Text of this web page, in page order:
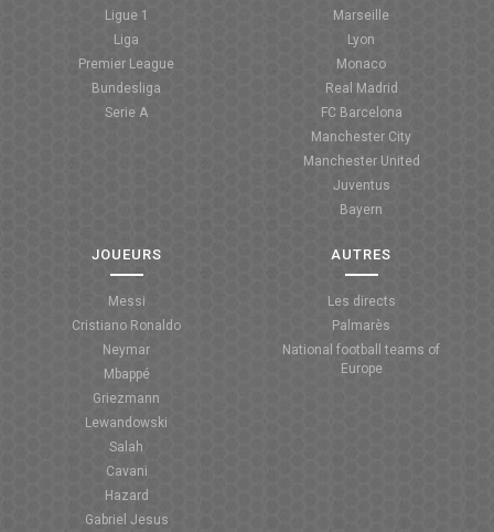
Ligue 1
Liga
Premier League
Bundesliga
Serie A
Marseille
Lyon
Monaco
Real Madrid
FC Barcelona
Manchester City
Manchester United
Juventus
Bayern
JOUEURS
Messi
Cristiano Ronaldo
Neymar
Mbappé
Griezmann
Lewandowski
Salah
Cavani
Hazard
Gabriel Jesus
AUTRES
Les directs
Palmarès
National football teams of
Europe